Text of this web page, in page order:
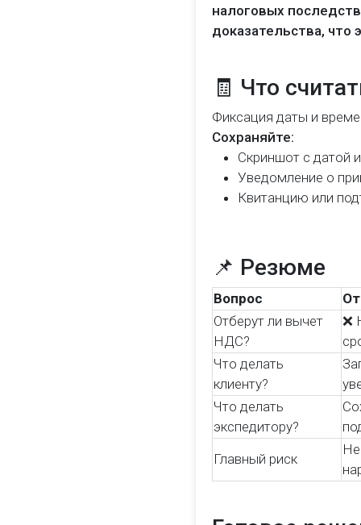
налоговых
доказательства, что
🧾 Что
Фиксация даты и
Сохраняйте:
Скриншот с датой
Уведомление о
Квитанцию или
📌 Резюме
Вопрос
Отберут ли вычет
НДС?
❌
Что делать
клиенту?
Что делать
экспедитору?
Главный риск